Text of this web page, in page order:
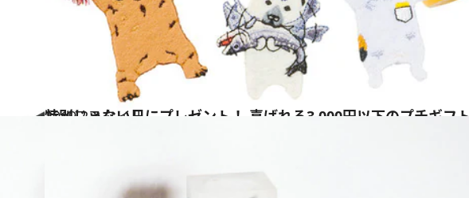
2019.2.3
特別じゃない日にプレゼント！ 喜ばれる3,000円以下のプチギフト
ライフスタイル